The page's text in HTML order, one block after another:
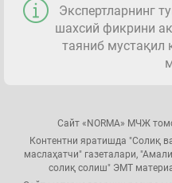
Экспертларнинг
шахсий фикрини
таяниб мустақил
Сайт «NORMA» МЧЖ
Контентни яратишда "Солиқ
маслаҳатчи" газеталари,
солиқ солиш" ЭМТ